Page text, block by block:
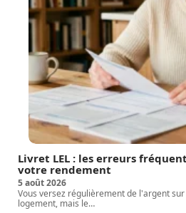
Livret LEL : les erreurs
votre rendement
5 août 2026
Vous versez régulièrement de l'argent
logement, mais le…